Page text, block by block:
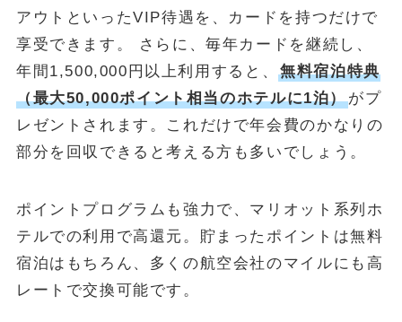
アウトといったVIP待遇を、カードを持つだけで
享受できます。 さらに、毎年カードを継続し、
年間1,500,000円以上利用すると、無料宿泊特典
（最大50,000ポイント相当のホテルに1泊）がプ
レゼントされます。これだけで年会費のかなりの
部分を回収できると考える方も多いでしょう。
ポイントプログラムも強力で、マリオット系列ホ
テルでの利用で高還元。貯まったポイントは無料
宿泊はもちろん、多くの航空会社のマイルにも高
レートで交換可能です。